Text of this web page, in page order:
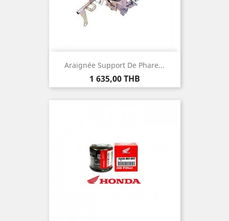
Araignée Support De Phare...
Prix
1 635,00 THB